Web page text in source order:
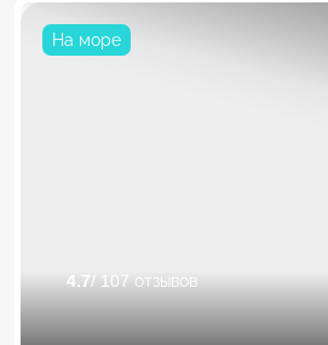
На море
4.7/ 107 отзывов